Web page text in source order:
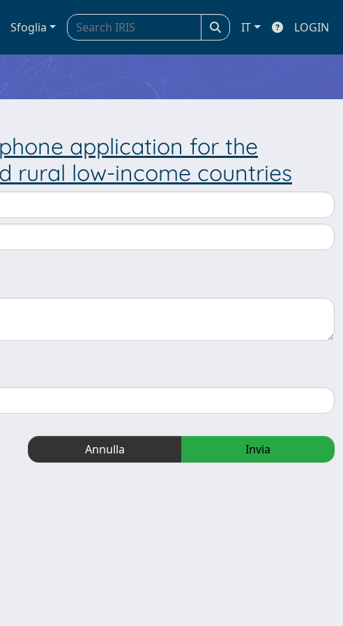
Sfoglia IT LOGIN
application for the
rural low-income countries
Annulla Invia